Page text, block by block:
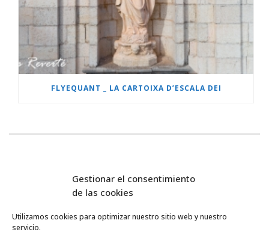
Gestionar el consentimiento
de las cookies
Utilizamos cookies para optimizar nuestro sitio web y nuestro
servicio.
FLYEQUANT _ LA CARTOIXA D’ESCALA DEI